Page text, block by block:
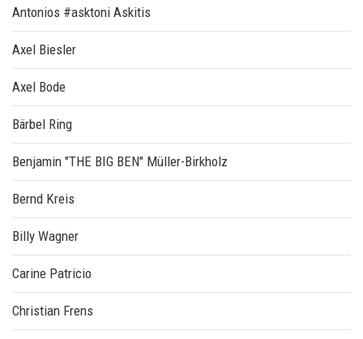
Antonios #asktoni Askitis
Axel Biesler
Axel Bode
Bärbel Ring
Benjamin "THE BIG BEN" Müller-Birkholz
Bernd Kreis
Billy Wagner
Carine Patricio
Christian Frens